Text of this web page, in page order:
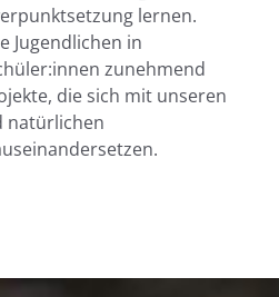
lernen.
Jugendlichen in
zunehmend
die sich mit unseren
natürlichen